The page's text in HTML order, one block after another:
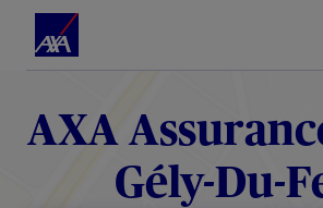
Accéder
contenu
principal
Accéder
au
AXA
Gély-Du-